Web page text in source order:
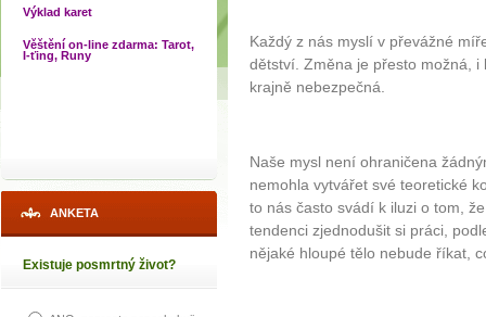
Výklad karet
Věštění on-line zdarma: Tarot,
I-ťing, Runy
ANKETA
Existuje posmrtný život?
Každý z nás myslí v převážné
dětství. Změna je přesto možná,
krajně nebezpečná.
Naše mysl není ohraničena
nemohla vytvářet své teoretické
to nás často svádí k iluzi o tom,
tendenci zjednodušit si práci,
nějaké hloupé tělo nebude říkat,